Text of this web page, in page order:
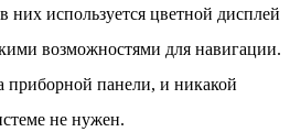
них используется цветной дисплей
возможностями для навигации.
панели, и никакой
не нужен.